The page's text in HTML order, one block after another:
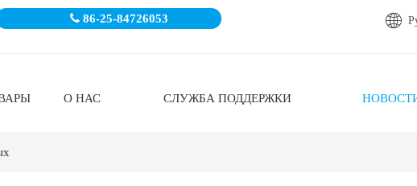
86-25-84726053
О НАС СЛУЖБА ПОДДЕРЖКИ